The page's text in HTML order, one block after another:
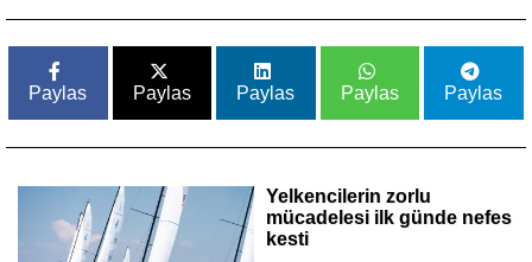
Paylas Paylas Paylas Paylas Paylas
Yelkencilerin zorlu
mücadelesi ilk günde nefes
kesti